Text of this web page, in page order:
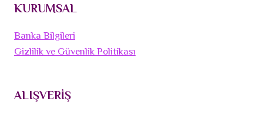
KURUMSAL
Banka Bilgileri
Gizlilik ve Güvenlik Politikası
ALIŞVERİŞ